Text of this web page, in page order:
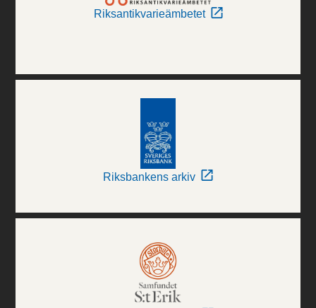
Riksantikvarieämbetet
Riksbankens arkiv